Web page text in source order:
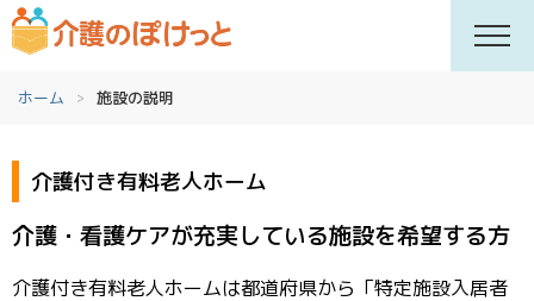
ホーム 施設の説明
介護付き有料老人ホーム
介護・看護ケアが充実している施設を希望する方
介護付き有料老人ホームは都道府県から「特定施設入居者